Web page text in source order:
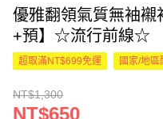
優雅翻領氣質無袖襯
+預】☆流行前線☆
超取滿NT$699免運 國家/地區
NT$1,300
NT$650